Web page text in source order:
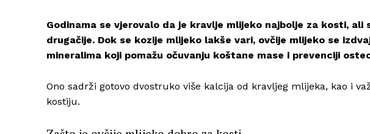
Godinama se vjerovalo da je kravlje mlijeko najbolje za kosti, ali
drugačije. Dok se kozije mlijeko lakše vari, ovčije mlijeko se
mineralima koji pomažu očuvanju koštane mase i prevenciji
Ono sadrži gotovo dvostruko više kalcija od kravljeg mlijeka, kao i
kostiju.